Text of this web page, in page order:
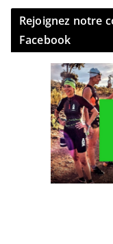
Rejoignez notre
Facebook